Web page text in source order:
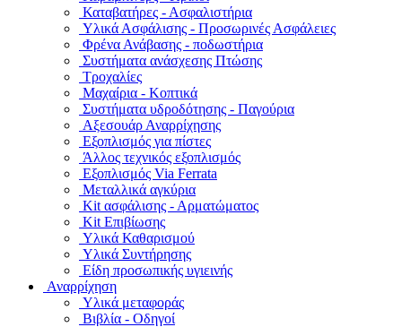
Καταβατήρες - Ασφαλιστήρια
Υλικά Ασφάλισης - Προσωρινές Ασφάλειες
Φρένα Ανάβασης - ποδωστήρια
Συστήματα ανάσχεσης Πτώσης
Τροχαλίες
Μαχαίρια - Κοπτικά
Συστήματα υδροδότησης - Παγούρια
Αξεσουάρ Αναρρίχησης
Εξοπλισμός για πίστες
Άλλος τεχνικός εξοπλισμός
Εξοπλισμός Via Ferrata
Μεταλλικά αγκύρια
Kit ασφάλισης - Αρματώματος
Kit Επιβίωσης
Υλικά Καθαρισμού
Υλικά Συντήρησης
Είδη προσωπικής υγιεινής
Αναρρίχηση
Υλικά μεταφοράς
Βιβλία - Οδηγοί